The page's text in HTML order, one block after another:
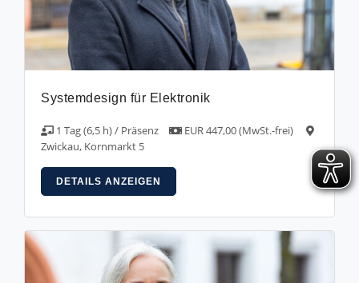
Systemdesign für Elektronik
1 Tag (6,5 h) / Präsenz
EUR 447,00 (MwSt.-frei)
Zwickau, Kornmarkt 5
DETAILS ANZEIGEN